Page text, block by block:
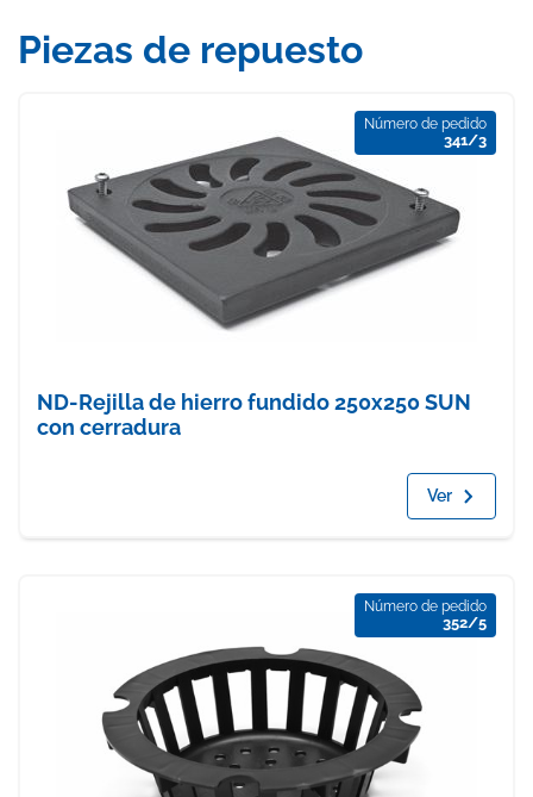
Piezas de repuesto
Número de pedido
341/3
ND-Rejilla de hierro fundido 250x250 SUN
con cerradura
Ver
Número de pedido
352/5